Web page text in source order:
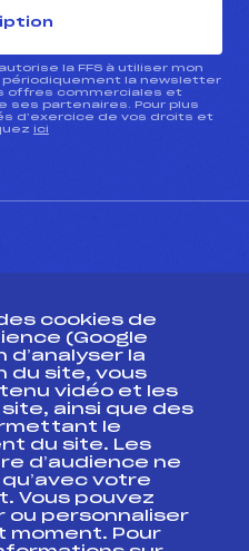
la FFS à utiliser mon
périodiquement la newsletter
offres commerciales et
ses partenaires. Pour plus
d’exercice de vos droits et
ici
fédéral
Formation, Suivi
cookies de
(Google
d’analyser la
du site, vous
vidéo et les
ainsi que des
le
du site. Les
d’audience ne
votre
Vous pouvez
personnaliser
moment. Pour